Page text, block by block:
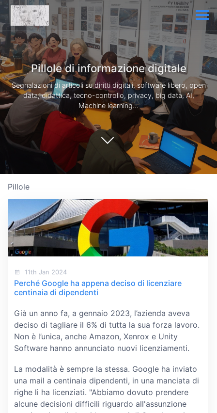
Pillole di informazione digitale
Segnalazioni di articoli su diritti digitali, software libero, open
data, didattica, tecno-controllo, privacy, big data, AI,
Machine learning...
Pillole
11th Jan 2024
Perché Google ha appena deciso di licenziare
centinaia di dipendenti
Già un anno fa, a gennaio 2023, l’azienda aveva
deciso di tagliare il 6% di tutta la sua forza lavoro.
Non è l’unica, anche Amazon, Xenrox e Unity
Software hanno annunciato nuovi licenziamenti.
La modalità è sempre la stessa. Google ha inviato
una mail a centinaia dipendenti, in una manciata di
righe li ha licenziati. "Abbiamo dovuto prendere
alcune decisioni difficili riguardo all'assunzione